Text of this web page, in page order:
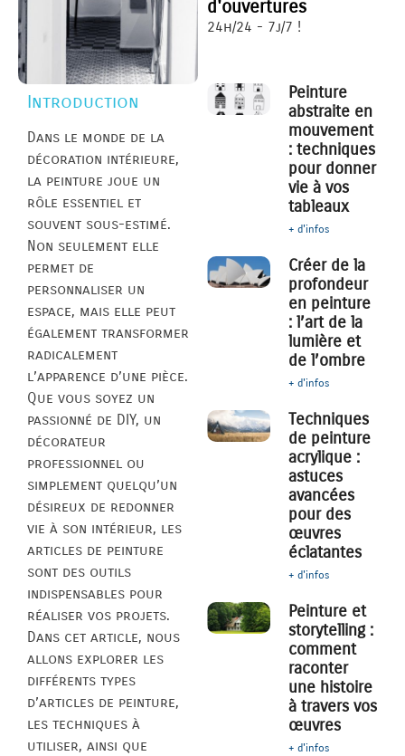
Introduction
Dans le monde de la
décoration intérieure,
la peinture joue un
rôle essentiel et
souvent sous-estimé.
Non seulement elle
permet de
personnaliser un
espace, mais elle peut
également transformer
radicalement
l’apparence d’une pièce.
Que vous soyez un
passionné de DIY, un
décorateur
professionnel ou
simplement quelqu’un
désireux de redonner
vie à son intérieur, les
articles de peinture
sont des outils
indispensables pour
réaliser vos projets.
Dans cet article, nous
allons explorer les
différents types
d’articles de peinture,
les techniques à
utiliser, ainsi que
d'ouvertures
24h/24 - 7j/7 !
Peinture
abstraite en
mouvement
: techniques
pour donner
vie à vos
tableaux
+ d'infos
Créer de la
profondeur
en peinture
: l’art de la
lumière et
de l’ombre
+ d'infos
Techniques
de peinture
acrylique :
astuces
avancées
pour des
œuvres
éclatantes
+ d'infos
Peinture et
storytelling :
comment
raconter
une histoire
à travers vos
œuvres
+ d'infos